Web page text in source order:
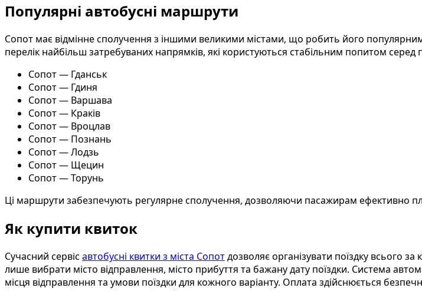
Популярні автобусні маршрути
Сопот має відмінне сполучення з іншими великими містами, що робить його
перелік найбільш затребуваних напрямків, які користуються стабільним попитом серед
Сопот — Гданськ
Сопот — Гдиня
Сопот — Варшава
Сопот — Краків
Сопот — Вроцлав
Сопот — Познань
Сопот — Лодзь
Сопот — Щецин
Сопот — Торунь
Ці маршрути забезпечують регулярне сполучення, дозволяючи пасажирам ефективно
Як купити квиток
Сучасний сервіс автобусні квитки з міста Сопотдозволяє організувати поїздку всього
лише вибрати місто відправлення, місто прибуття та бажану дату поїздки. Система
місця відправлення та умови поїздки для кожного варіанту. Оплата здійснюється